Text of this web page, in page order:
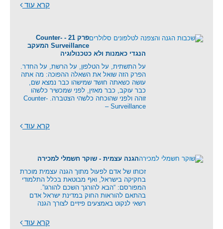
קרא עוד
פרק 21 - Counter-
Surveillance המעקב
הנגדי כאמנות ולא כטכנולוגיה
על התשתית, על הטלפון, על הרשת, על החדר.
הפרק הזה שואל את השאלה ההפוכה: מה אתה
עושה כשאתה חושד שמישהו כבר נמצא שם,
כבר עוקב, כבר מאזין, לפני שמכשיר כלשהו
זוהה ולפני שהוכחה כלשהי הצטברה. Counter-
Surveillance –
קרא עוד
הגנה עצמית - שוקר חשמלי למכירה
זכותו של אדם לפעול מתוך הגנה עצמית מוכרת
בחקיקה בישראל, ואף מבוטאת בכלל התלמודי
המפורסם: “הבא להורגך השכם להורגו”.
בהתאם להוראות החוק במדינת ישראל אדם
רשאי לנקוט באמצעים פיזיים לצורך הגנה
קרא עוד